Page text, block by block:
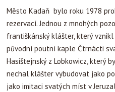
Město Kadaň bylo roku 1978
rezervací. Jednou z mnohých
františkánský klášter, který
původní poutní kaple Čtrnácti
Hasištejnský z Lobkowicz, který
nechal klášter vybudovat jako
jako imitaci svatých míst v